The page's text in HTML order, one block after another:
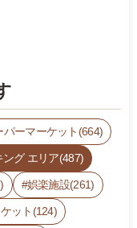
パーマーケット(664)
グ エリア(487)
娯楽施設(261)
ット(124)